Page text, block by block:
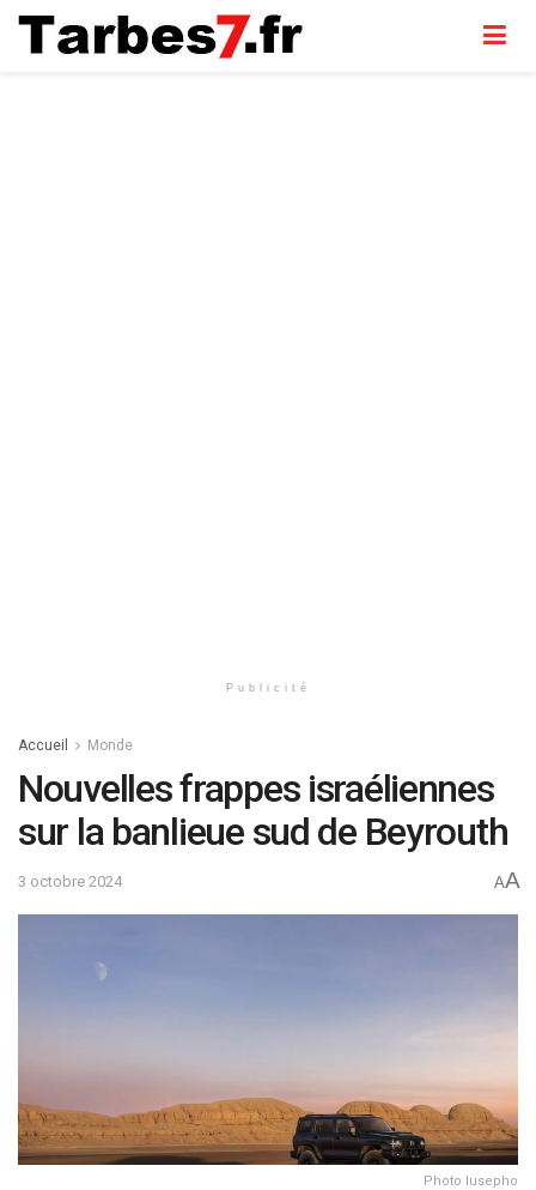
Publicité
Accueil Monde
Nouvelles frappes israéliennes
sur la banlieue sud de Beyrouth
3 octobre 2024 AA
Photo lusepho